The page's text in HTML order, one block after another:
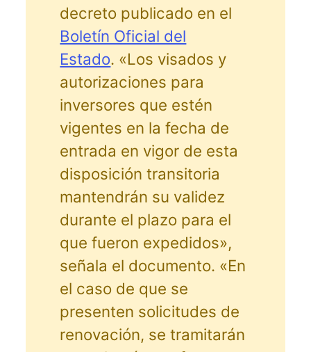
decreto publicado en el
Boletín Oficial del
Estado. «Los visados y
autorizaciones para
inversores que estén
vigentes en la fecha de
entrada en vigor de esta
disposición transitoria
mantendrán su validez
durante el plazo para el
que fueron expedidos»,
señala el documento. «En
el caso de que se
presenten solicitudes de
renovación, se tramitarán